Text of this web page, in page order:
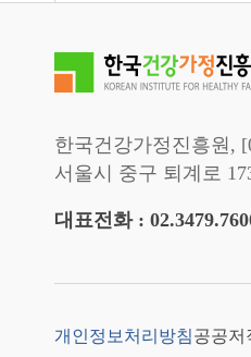
한국건강가정진흥원,
서울시 중구 퇴계로
대표전화 :
개인정보처리방침공공저